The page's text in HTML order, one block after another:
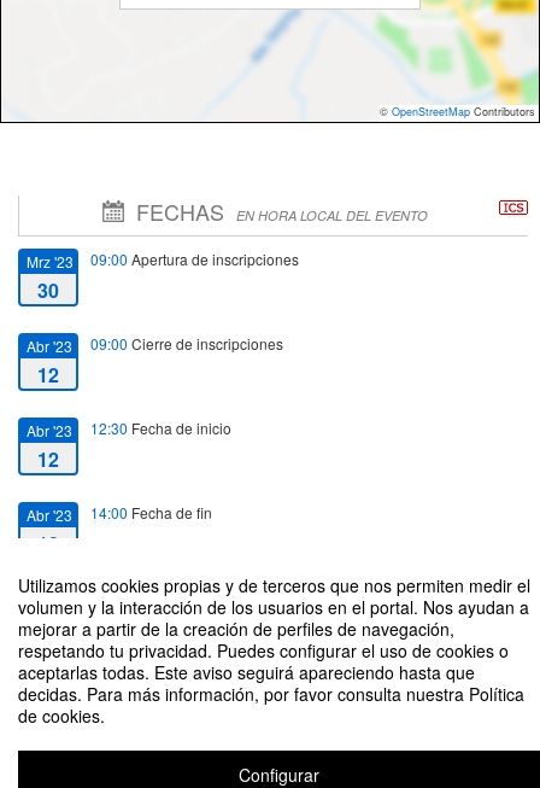
Utilizamos cookies propias y de terceros que nos permiten medir el
volumen y la interacción de los usuarios en el portal. Nos ayudan a
mejorar a partir de la creación de perfiles de navegación,
respetando tu privacidad. Puedes configurar el uso de cookies o
aceptarlas todas. Este aviso seguirá apareciendo hasta que
decidas. Para más información, por favor consulta nuestra Política
de cookies.
Configurar
© OpenStreetMap Contributors
FECHAS EN HORA LOCAL DEL EVENTO
Mrz '23
30
09:00 Apertura de inscripciones
Abr '23
12
09:00 Cierre de inscripciones
Abr '23
12
12:30 Fecha de inicio
Abr '23
12
14:00 Fecha de fin
Aula Abierta / ¿2023: año de otra gran crisis en el sector bancario y
financiero? MESA REDONDA